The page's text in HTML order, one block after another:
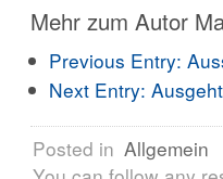
Mehr zum Autor
Previous Entry:
Next Entry:
Posted in Allgemein